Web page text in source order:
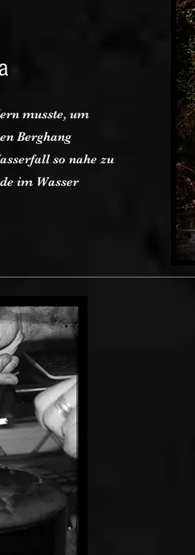
musste, um
Berghang
so nahe zu
im Wasser